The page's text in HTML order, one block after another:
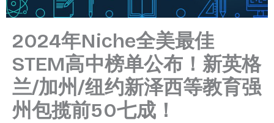
2024年Niche全美最佳
STEM高中榜单公布！新英格
兰/加州/纽约新泽西等教育强
州包揽前50七成！